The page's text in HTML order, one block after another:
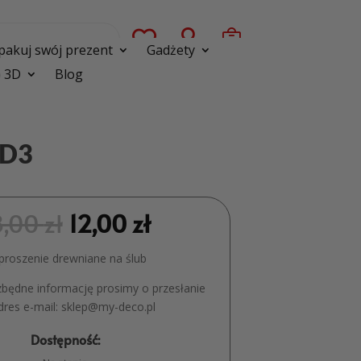
  
swój prezent
Gadżety
3D Blog
zł 12,00zł
drewniane na ślub
informację prosimy o przesłanie
e-mail: sklep@my-deco.pl
Dostępność: